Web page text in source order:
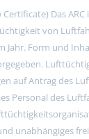
Das
von
Jahr. Form und
auf Antrag des
Personal des
unabhängiges